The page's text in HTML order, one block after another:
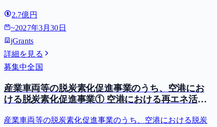
2.7億円
~2027年3月30日
jGrants
詳細を見る
募集中全国
産業車両等の脱炭素化促進事業のうち、空港にお
ける脱炭素化促進事業① 空港における再エネ活用
費等補助金）
産業車両等の脱炭素化促進事業のうち、空港における脱炭